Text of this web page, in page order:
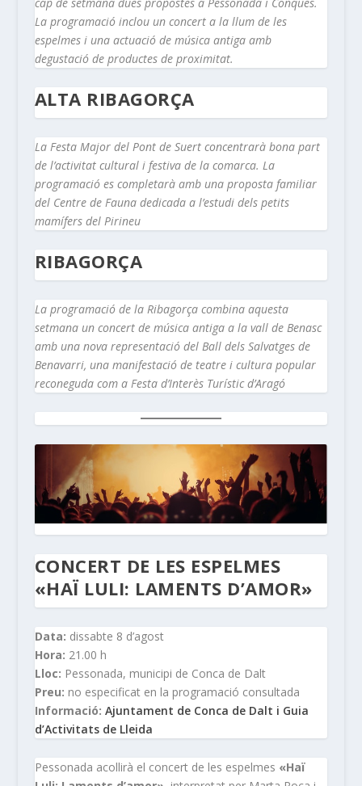
La programació inclou un concert a la llum de les
espelmes i una actuació de música antiga amb
degustació de productes de proximitat.
ALTA RIBAGORÇA
La Festa Major del Pont de Suert concentrarà bona part
de l’activitat cultural i festiva de la comarca. La
programació es completarà amb una proposta familiar
del Centre de Fauna dedicada a l’estudi dels petits
mamífers del Pirineu
RIBAGORÇA
La programació de la Ribagorça combina aquesta
setmana un concert de música antiga a la vall de Benasc
amb una nova representació del Ball dels Salvatges de
Benavarri, una manifestació de teatre i cultura popular
reconeguda com a Festa d’Interès Turístic d’Aragó
CONCERT DE LES ESPELMES
«HAÏ LULI: LAMENTS D’AMOR»
Data: dissabte 8 d’agost
Hora: 21.00 h
Lloc: Pessonada, municipi de Conca de Dalt
Preu: no especificat en la programació consultada
Informació: Ajuntament de Conca de Dalt i Guia
d’Activitats de Lleida
Pessonada acollirà el concert de les espelmes «Haï